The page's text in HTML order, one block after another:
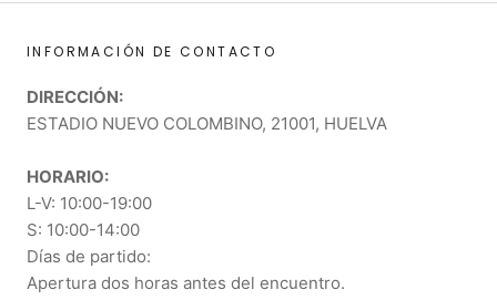
INFORMACIÓN DE CONTACTO
DIRECCIÓN:
ESTADIO NUEVO COLOMBINO, 21001, HUELVA
HORARIO:
L-V: 10:00-19:00
S: 10:00-14:00
Días de partido:
Apertura dos horas antes del encuentro.